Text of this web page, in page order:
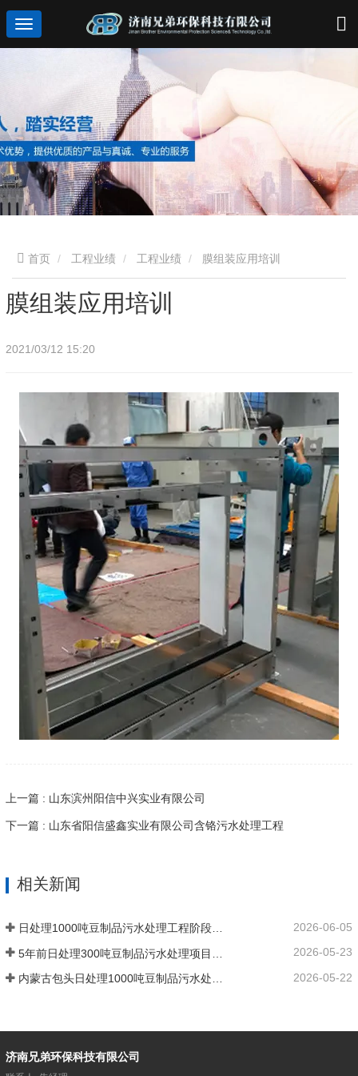
首页 工程业绩 工程业绩 膜组装应用培训
膜组装应用培训
2021/03/12 15:20
上一篇 : 山东滨州阳信中兴实业有限公司
下一篇 : 山东省阳信盛鑫实业有限公司含铬污水处理工程
相关新闻
日处理1000吨豆制品污水处理工程阶段性完工 2026-06-05
2026-05-23
2026-05-22
济南兄弟环保科技有限公司